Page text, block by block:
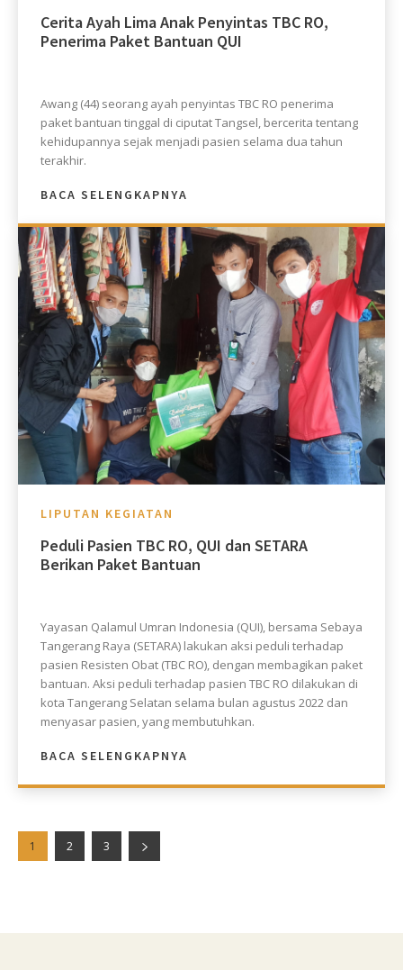
Cerita Ayah Lima Anak Penyintas TBC RO,
Penerima Paket Bantuan QUI
Awang (44) seorang ayah penyintas TBC RO penerima
paket bantuan tinggal di ciputat Tangsel, bercerita tentang
kehidupannya sejak menjadi pasien selama dua tahun
terakhir.
BACA SELENGKAPNYA
LIPUTAN KEGIATAN
Peduli Pasien TBC RO, QUI dan SETARA
Berikan Paket Bantuan
Yayasan Qalamul Umran Indonesia (QUI), bersama Sebaya
Tangerang Raya (SETARA) lakukan aksi peduli terhadap
pasien Resisten Obat (TBC RO), dengan membagikan paket
bantuan. Aksi peduli terhadap pasien TBC RO dilakukan di
kota Tangerang Selatan selama bulan agustus 2022 dan
menyasar pasien, yang membutuhkan.
BACA SELENGKAPNYA
1 2 3